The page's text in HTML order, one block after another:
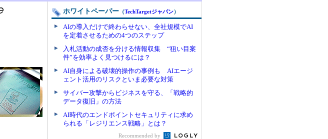
ホワイトペーパー （TechTargetジャパン）
AIの導入だけで終わらせない、全社規模でAI
を定着させるための4つのステップ
入札活動の成否を分ける情報収集 “狙い目案
件”を効率よく見つけるには？
AI自身による破壊的操作の事例も AIエージ
ェント活用のリスクといま必要な対策
サイバー攻撃からビジネスを守る、「戦略的
データ復旧」の方法
AI時代のエンドポイントセキュリティに求め
られる「レジリエンス戦略」とは？
Recommended by